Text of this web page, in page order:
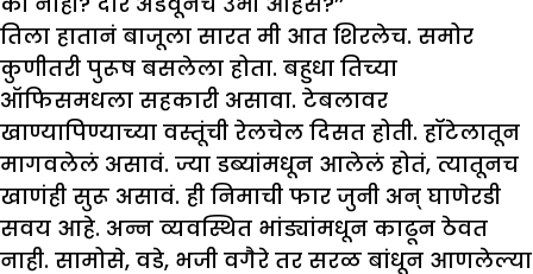
तिला हातानं बाजूला सारत मी आत शिरलेच. समोर
कुणीतरी पुरूष बसलेला होता. बहुधा तिच्या
ऑफिसमधला सहकारी असावा. टेबलावर
खाण्यापिण्याच्या वस्तूंची रेलचेल दिसत होती. हॉटेलातून
मागवलेलं असावं. ज्या डब्यांमधून आलेलं होतं, त्यातूनच
खाणंही सुरू असावं. ही निमाची फार जुनी अन् घाणेरडी
सवय आहे. अन्न व्यवस्थित भांड्यांमधून काढून ठेवत
नाही. सामोसे, वडे, भजी वगैरे तर सरळ बांधून आणलेल्या